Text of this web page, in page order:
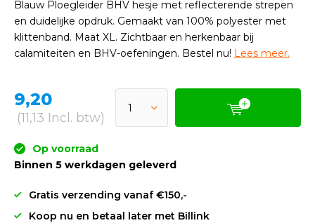
Blauw Ploegleider BHV hesje met reflecterende strepen
en duidelijke opdruk. Gemaakt van 100% polyester met
klittenband. Maat XL. Zichtbaar en herkenbaar bij
calamiteiten en BHV-oefeningen. Bestel nu! Lees meer.
9,20
(11,13 Incl. btw)
Op voorraad
Binnen 5 werkdagen geleverd
Gratis verzending vanaf €150,-
Koop nu en betaal later met Billink